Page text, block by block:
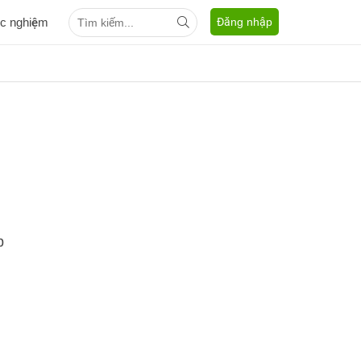
nghiệm Đăng nhập